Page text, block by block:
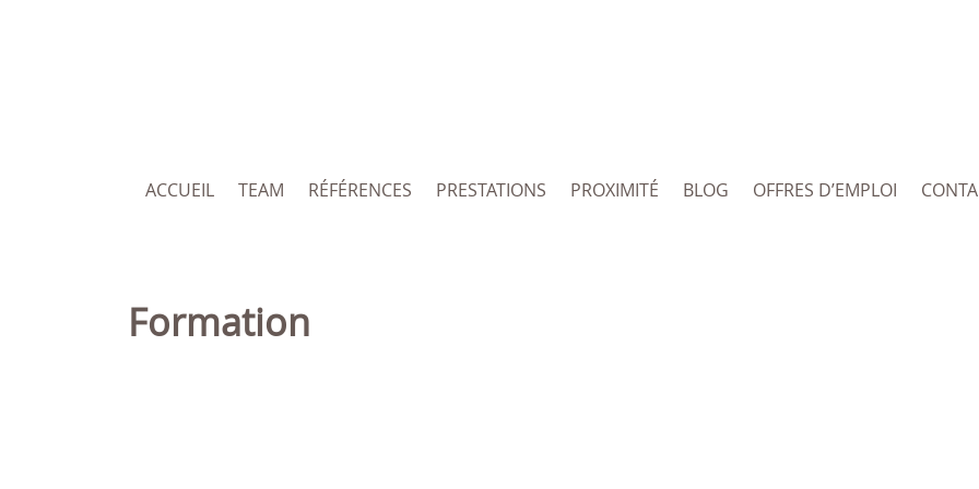
ACCUEIL TEAM RÉFÉRENCES PRESTATIONS PROXIMITÉ BLOG OFFRES D’EMPLOI
Formation